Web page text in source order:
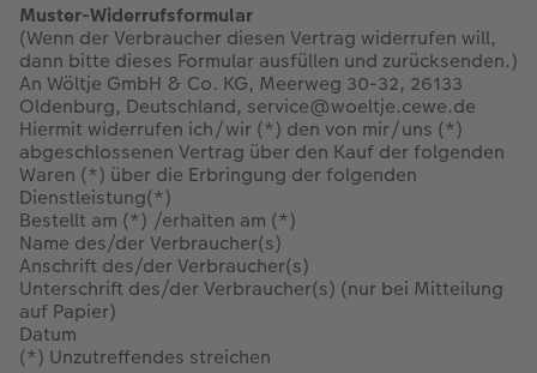
Muster-Widerrufsformular
(Wenn der Verbraucher diesen Vertrag widerrufen will,
dann bitte dieses Formular ausfüllen und zurücksenden.)
An Wöltje GmbH & Co. KG, Meerweg 30-32, 26133
Oldenburg, Deutschland, service@woeltje.cewe.de
Hiermit widerrufen ich/wir (*) den von mir/uns (*)
abgeschlossenen Vertrag über den Kauf der folgenden
Waren (*) über die Erbringung der folgenden
Dienstleistung(*)
Bestellt am (*) /erhalten am (*)
Name des/der Verbraucher(s)
Anschrift des/der Verbraucher(s)
Unterschrift des/der Verbraucher(s) (nur bei Mitteilung
auf Papier)
Datum
(*) Unzutreffendes streichen